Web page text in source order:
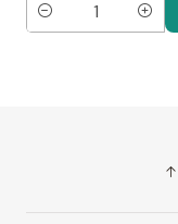
Quantidade